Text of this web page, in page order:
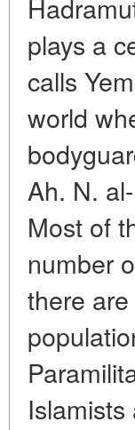
plays a
calls
world
Ah. N.
Most of
number
there